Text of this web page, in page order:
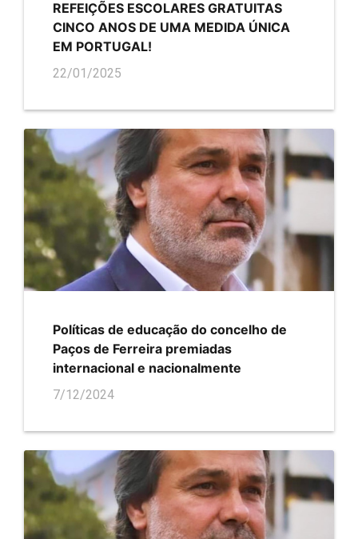
REFEIÇÕES ESCOLARES GRATUITAS
CINCO ANOS DE UMA MEDIDA ÚNICA
EM PORTUGAL!
22/01/2025
Políticas de educação do concelho de
Paços de Ferreira premiadas
internacional e nacionalmente
7/12/2024